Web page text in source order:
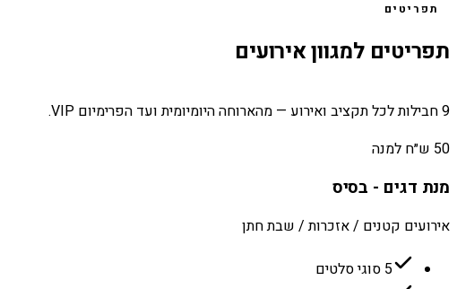
תפריטים
תפריטים למגוון אירועים
9 חבילות לכל תקציב ואירוע — מהארוחה היומיומית ועד הפרימיום VIP.
50 ש״ח למנה
מנת דגים - בסיס
אירועים קטנים / אזכרות / שבת חתן
5 סוגי סלטים